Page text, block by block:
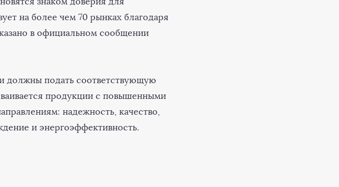
на более чем 70 рынках благодаря
в официальном сообщении
должны подать соответствующую
продукции с повышенными
надежность, качество,
и энергоэффективность.